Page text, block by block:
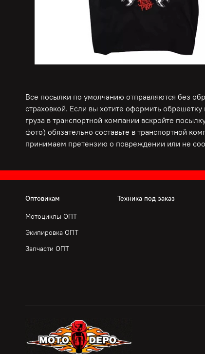
Все посылки по умолчанию отправляются без
страховкой. Если вы хотите оформить
груза в транспортной компании вскройте
фото) обязательно составьте в транспортной
принимаем претензию о повреждении или не
Оптовикам
Мотоциклы ОПТ
Экипировка ОПТ
Запчасти ОПТ
Техника под заказ